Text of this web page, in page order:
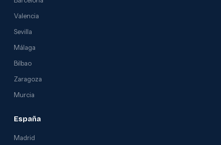
Valencia
Sevilla
Málaga
Bilbao
Zaragoza
Murcia
España
Madrid